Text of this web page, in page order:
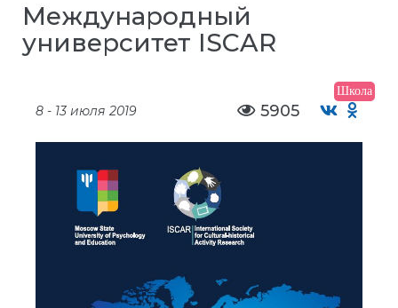
Международный
университет ISCAR
Школа
8 - 13 июля 2019 5905